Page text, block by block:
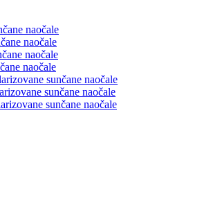
naočale
naočale
naočale
naočale
sunčane naočale
sunčane naočale
sunčane naočale